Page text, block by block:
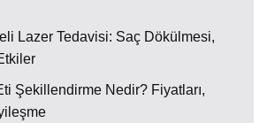
Lazer Tedavisi: Saç Dökülmesi,
Şekillendirme Nedir? Fiyatları,